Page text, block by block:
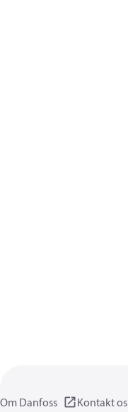
Om Danfoss Kontakt os